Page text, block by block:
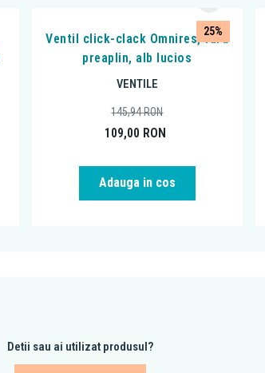
25%
Ventil click-clack Omnires, fara
preaplin, alb lucios
VENTILE
109,00 RON
145,94RON
Adauga in cos
Detii sau ai utilizat produsul?